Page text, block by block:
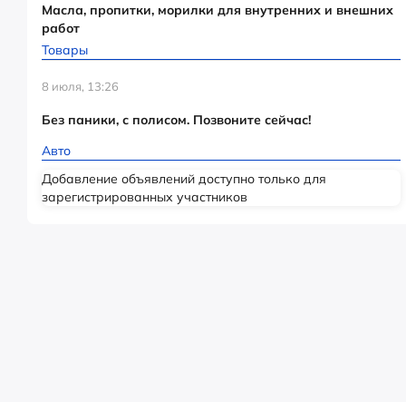
Масла, пропитки, морилки для внутренних и внешних
работ
Товары
8 июля, 13:26
Без паники, с полисом. Позвоните сейчас!
Авто
Добавление объявлений доступно только для
зарегистрированных участников